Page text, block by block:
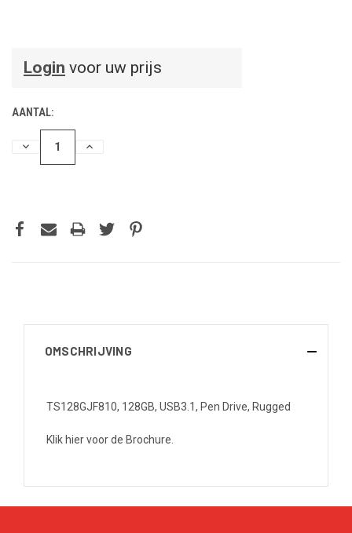
Login voor uw prijs
AANTAL:
HOEVEELHEIDHOEVEELHEID
OMSCHRIJVING
TS128GJF810, 128GB, USB3.1, Pen Drive, Rugged
Klik hier voor de Brochure.